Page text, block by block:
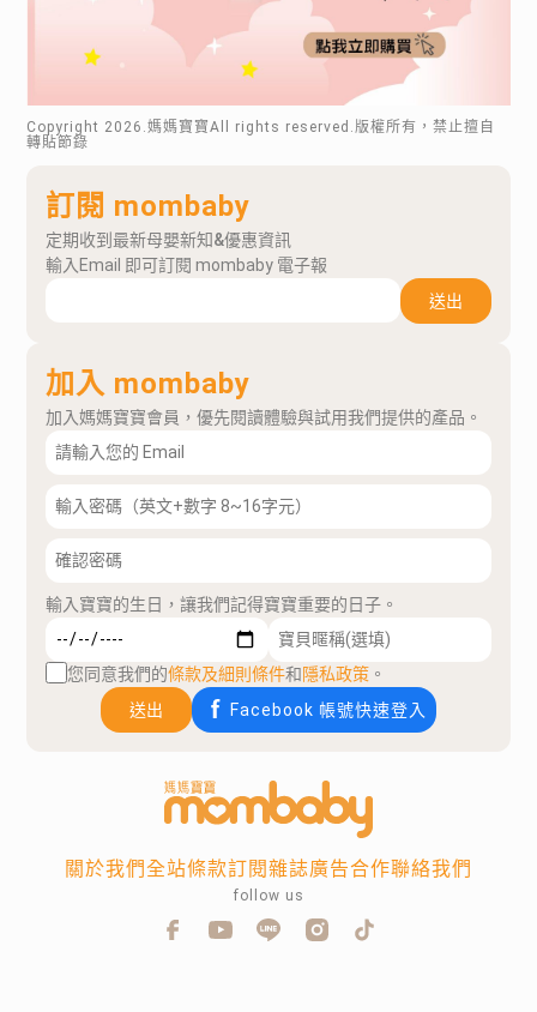
▪︎ 芳茲滴雞精通過國內多項 SGS 驗證
▪︎ 百位專業營養師推薦，營養含量滿意度達
98%
保存/飲用方式
晨空腹飲用效果最佳，一日飲用不超過 2 包。
相關連結
※填寫完滿意度問卷+分享體驗心得至社群
(FB/IG)，即可 抽「燕窩美妍飲28ml/2入」共10
(滿意度問卷將於體驗者提供初稿時由媽媽寶寶活
動小組以信件回覆提供)
※11/1公布得獎名單：
鄭◯玲、許◯云、施◯妤、柯◯鐶、紀◯彤、黃
◯玄、黃◯瑜、蔡◯君、廖◯婷、施◯君（排序
Copyright 2026 .媽媽寶寶All rights reserved.版權所有，禁止擅自
轉貼節錄
訂閱 mombaby
定期收到最新母嬰新知&優惠資訊
輸入Email 即可訂閱 mombaby 電子報
送出
加入 mombaby
加入媽媽寶寶會員，優先閱讀體驗與試用我們提供的產品。
輸入寶寶的生日，讓我們記得寶寶重要的日子。
您同意我們的條款及細則條件和隱私政策 。
送出
Facebook 帳號快速登入
關於我們全站條款訂閱雜誌廣告合作聯絡我們
follow us